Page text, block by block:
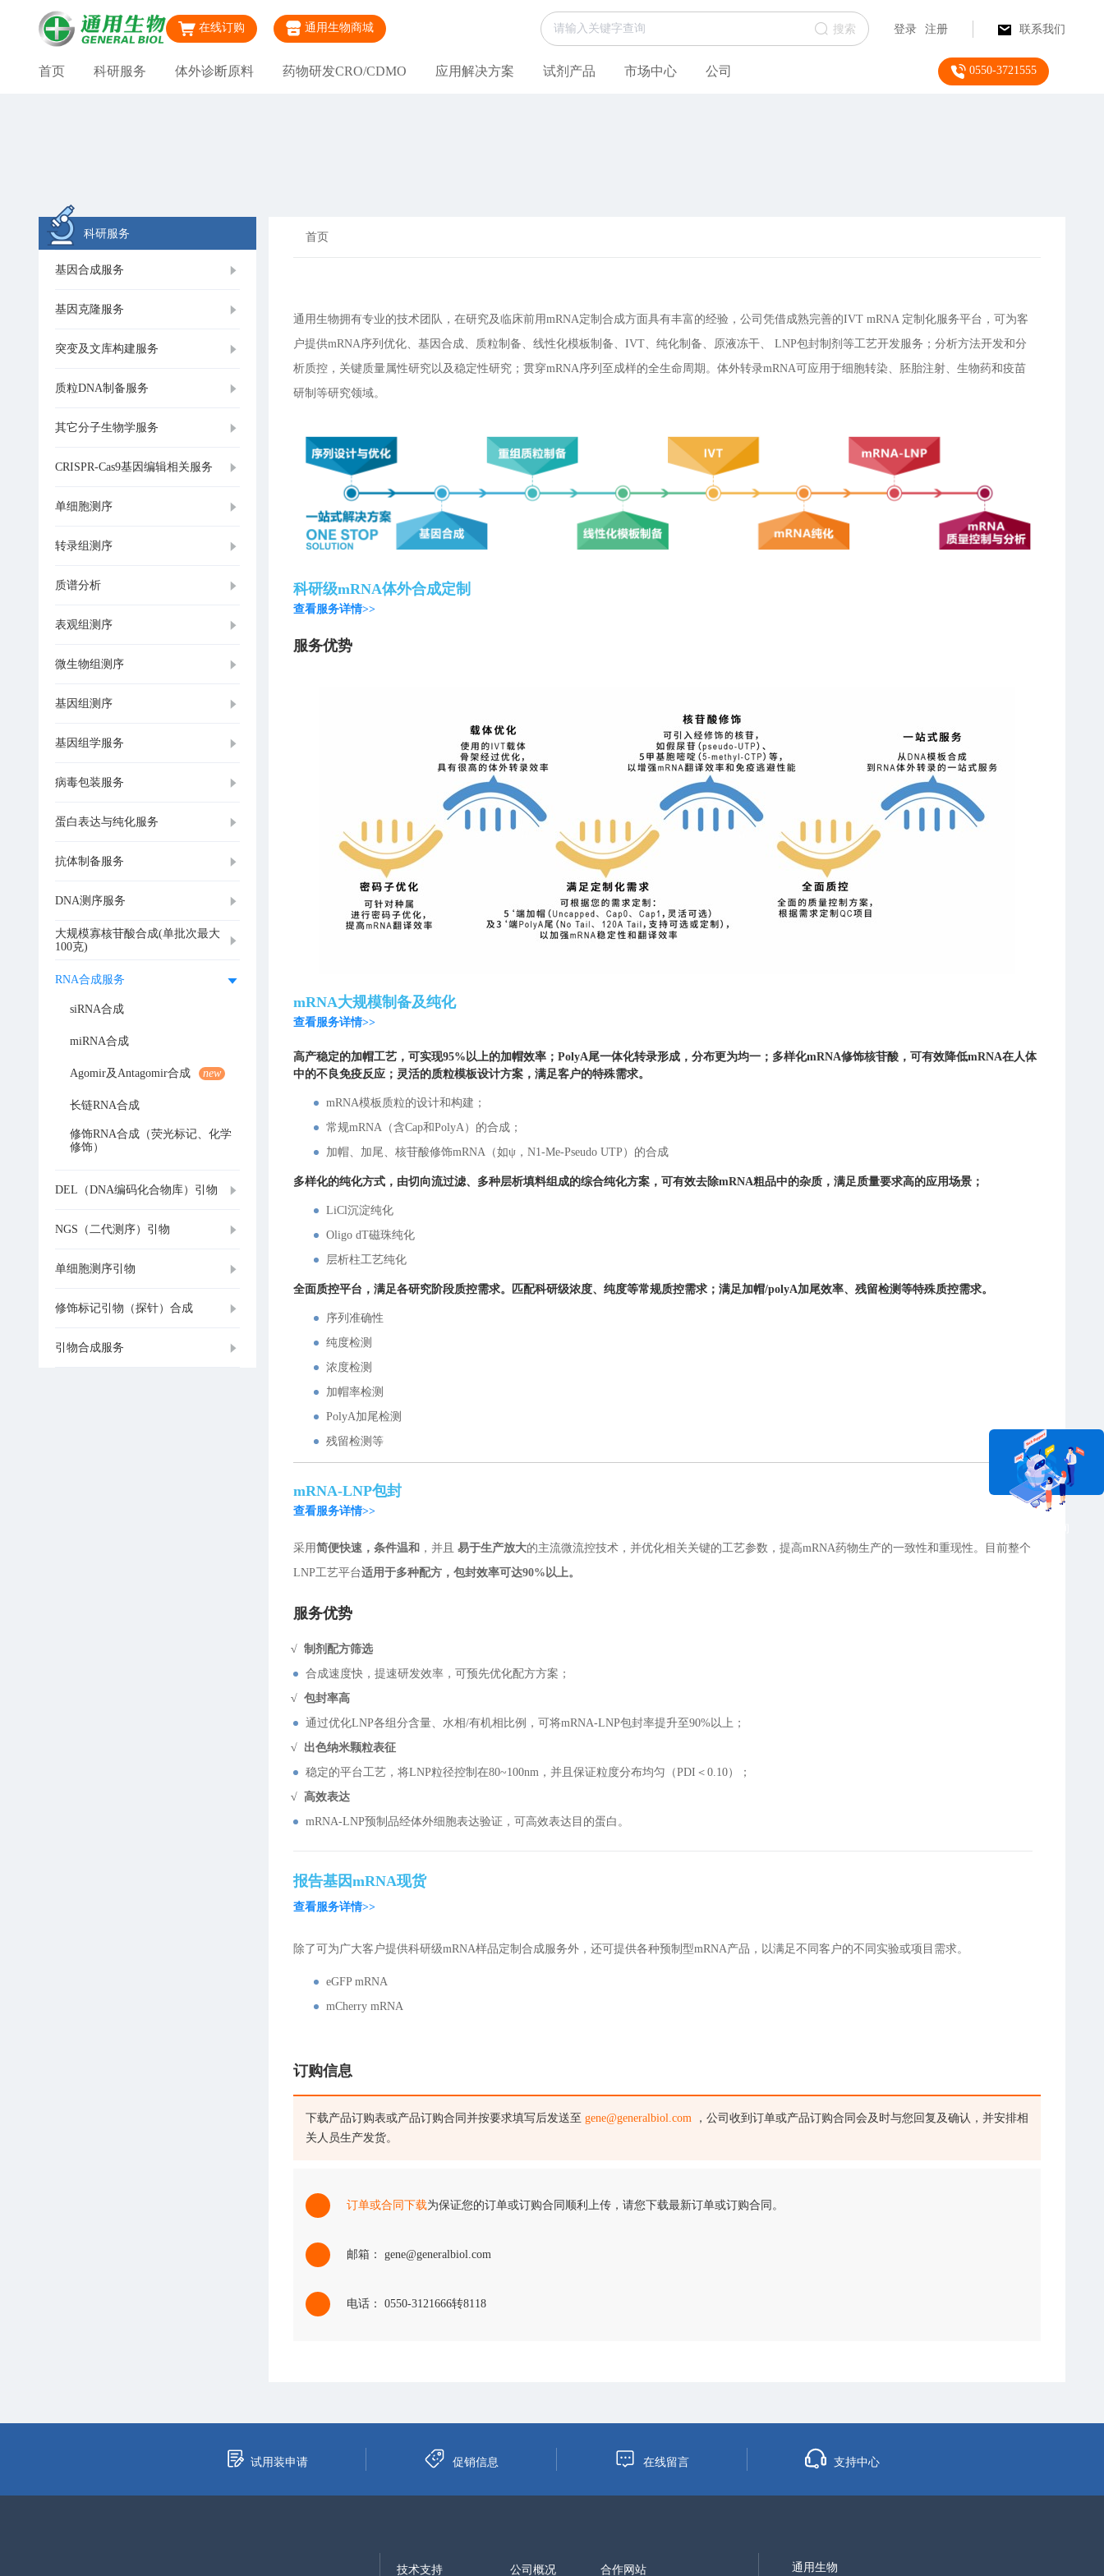
在线订购 通用生物商城 搜索 登录 注册 联系我们
首页 科研服务 体外诊断原料 药物研发CRO/CDMO 应用解决方案 试剂产品 市场中心 公司 0550-3721555
科研服务
基因合成服务
基因克隆服务
突变及文库构建服务
质粒DNA制备服务
其它分子生物学服务
CRISPR-Cas9基因编辑相关服务
单细胞测序
转录组测序
质谱分析
表观组测序
微生物组测序
基因组测序
基因组学服务
病毒包装服务
蛋白表达与纯化服务
抗体制备服务
DNA测序服务
大规模寡核苷酸合成(单批次最大
100克)
RNA合成服务
siRNA合成
miRNA合成
Agomir及Antagomir合成 new
长链RNA合成
修饰RNA合成（荧光标记、化学
修饰）
DEL（DNA编码化合物库）引物
NGS（二代测序）引物
单细胞测序引物
修饰标记引物（探针）合成
引物合成服务
首页
通用生物拥有专业的技术团队，在研究及临床前用mRNA定制合成方面具有丰富的经验，公司凭借成熟完善的IVT mRNA 定制化服务平台，可为客
户提供mRNA序列优化、基因合成、质粒制备、线性化模板制备、IVT、纯化制备、原液冻干、 LNP包封制剂等工艺开发服务；分析方法开发和分
析质控，关键质量属性研究以及稳定性研究；贯穿mRNA序列至成样的全生命周期。体外转录mRNA可应用于细胞转染、胚胎注射、生物药和疫苗
研制等研究领域。
科研级mRNA体外合成定制
查看服务详情>>
服务优势
mRNA大规模制备及纯化
查看服务详情>>
高产稳定的加帽工艺，可实现95%以上的加帽效率；PolyA尾一体化转录形成，分布更为均一；多样化mRNA修饰核苷酸，可有效降低mRNA在人体
中的不良免疫反应；灵活的质粒模板设计方案，满足客户的特殊需求。
mRNA模板质粒的设计和构建；
常规mRNA（含Cap和PolyA）的合成；
加帽、加尾、核苷酸修饰mRNA（如ψ，N1-Me-Pseudo UTP）的合成
多样化的纯化方式，由切向流过滤、多种层析填料组成的综合纯化方案，可有效去除mRNA粗品中的杂质，满足质量要求高的应用场景；
LiCl沉淀纯化
Oligo dT磁珠纯化
层析柱工艺纯化
全面质控平台，满足各研究阶段质控需求。匹配科研级浓度、纯度等常规质控需求；满足加帽/polyA加尾效率、残留检测等特殊质控需求。
序列准确性
纯度检测
浓度检测
加帽率检测
PolyA加尾检测
残留检测等
mRNA-LNP包封
查看服务详情>>
采用简便快速，条件温和 ，并且 易于生产放大的主流微流控技术，并优化相关关键的工艺参数，提高mRNA药物生产的一致性和重现性。目前整个
LNP工艺平台适用于多种配方，包封效率可达90%以上。
服务优势
√ 制剂配方筛选
合成速度快，提速研发效率，可预先优化配方方案；
√ 包封率高
通过优化LNP各组分含量、水相/有机相比例，可将mRNA-LNP包封率提升至90%以上；
√ 出色纳米颗粒表征
稳定的平台工艺，将LNP粒径控制在80~100nm，并且保证粒度分布均匀（PDI＜0.10）；
√ 高效表达
mRNA-LNP预制品经体外细胞表达验证，可高效表达目的蛋白。
报告基因mRNA现货
查看服务详情>>
除了可为广大客户提供科研级mRNA样品定制合成服务外，还可提供各种预制型mRNA产品，以满足不同客户的不同实验或项目需求。
eGFP mRNA
mCherry mRNA
订购信息
下载产品订购表或产品订购合同并按要求填写后发送至 gene@generalbiol.com ，公司收到订单或产品订购合同会及时与您回复及确认，并安排相
关人员生产发货。
订单或合同下载为保证您的订单或订购合同顺利上传，请您下载最新订单或订购合同。
邮箱： gene@generalbiol.com
电话： 0550-3121666转8118
试用装申请 促销信息 在线留言 支持中心
技术支持 公司概况 合作网站 通用生物